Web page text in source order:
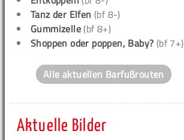
Tanz der Elfen (bf 8-)
Gummizelle (bf 8+)
Shoppen oder poppen, Baby? (bf 7+)
Alle aktuellen Barfußrouten
Aktuelle Bilder